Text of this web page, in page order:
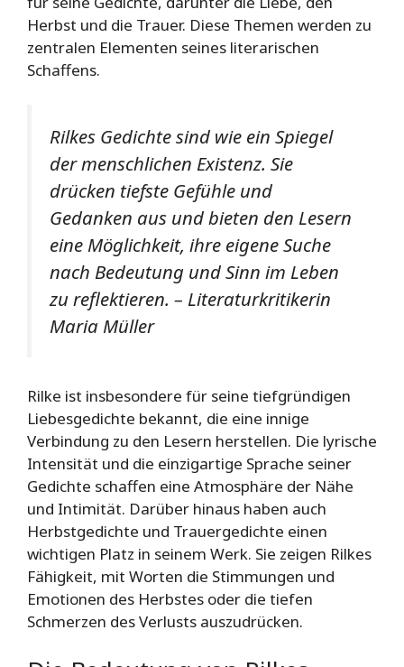
Herbst und die Trauer. Diese Themen werden zu
zentralen Elementen seines literarischen
Schaffens.
Rilkes Gedichte sind wie ein Spiegel
der menschlichen Existenz. Sie
drücken tiefste Gefühle und
Gedanken aus und bieten den Lesern
eine Möglichkeit, ihre eigene Suche
nach Bedeutung und Sinn im Leben
zu reflektieren. – Literaturkritikerin
Maria Müller
Rilke ist insbesondere für seine tiefgründigen
Liebesgedichte bekannt, die eine innige
Verbindung zu den Lesern herstellen. Die lyrische
Intensität und die einzigartige Sprache seiner
Gedichte schaffen eine Atmosphäre der Nähe
und Intimität. Darüber hinaus haben auch
Herbstgedichte und Trauergedichte einen
wichtigen Platz in seinem Werk. Sie zeigen Rilkes
Fähigkeit, mit Worten die Stimmungen und
Emotionen des Herbstes oder die tiefen
Schmerzen des Verlusts auszudrücken.